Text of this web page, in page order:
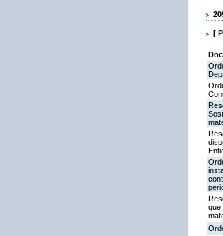
[
que